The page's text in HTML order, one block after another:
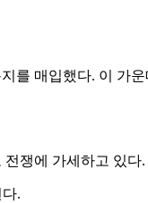
를 매입했다. 이 가
쟁에 가세하고 있다.
.